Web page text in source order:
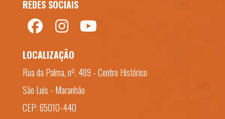
REDES SOCIAIS
LOCALIZAÇÃO
Rua da Palma, nº. 489 - Centro Histórico
São Luís - Maranhão
CEP: 65010-440